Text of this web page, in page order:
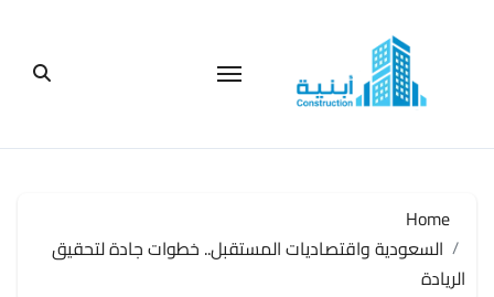
Home
السعودية واقتصاديات المستقبل.. خطوات جادة لتحقيق
الريادة